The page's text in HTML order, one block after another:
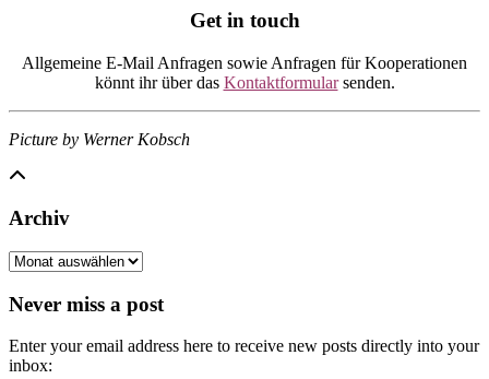
Get in touch
Allgemeine E-Mail Anfragen sowie Anfragen für Kooperationen
könnt ihr über das Kontaktformularsenden.
Picture by Werner Kobsch
Archiv
Archiv
Never miss a post
Enter your email address here to receive new posts directly into your
inbox: